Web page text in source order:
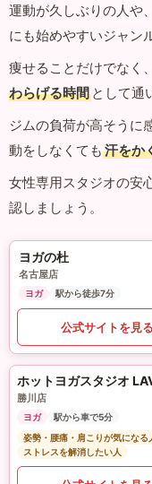
運動が久しぶりの人や、
にも始めやすいジャン
痩せることだけでなく、
わらげる時間 として通
ジムの負荷が高そうに
動をしなくても 汗をか
女性専用スタジオの安
認しましょう。
ヨガの杜
名古屋店
ヨガ 駅から徒歩7分
公式サイトを見る
ホットヨガスタジオ
勝川店
ヨガ
駅から車で5分
姿勢・腰痛・肩こりが気になる
ストレスを解消したい人